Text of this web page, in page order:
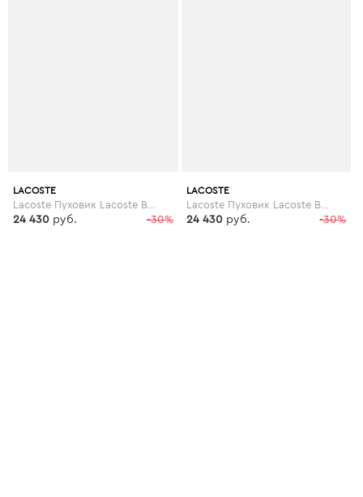
LACOSTE
-30%
24 430 руб.
LACOSTE
Lacoste Пуховик Lacoste BH1785R85YT
-30%
24 430 руб.